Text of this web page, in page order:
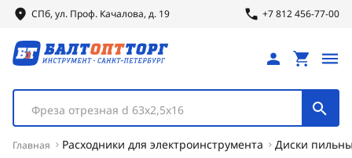
СПб, ул. Проф. Качалова, д. 19 +7 812 456-77-00
Фреза отрезная d 63х2,5х16
Главная Расходники для электроинструмента Диски